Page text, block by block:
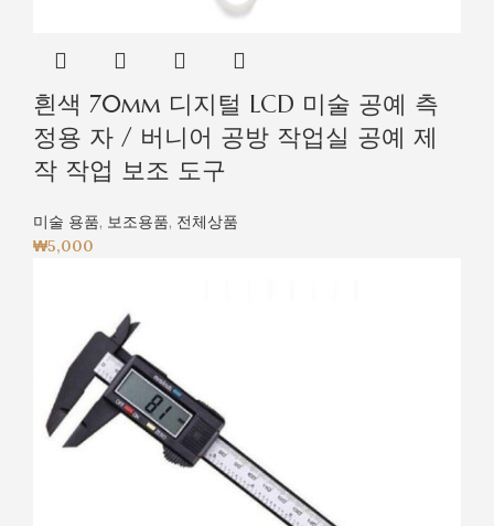
흰색 70mm 디지털 LCD 미술 공예 측
정용 자 / 버니어 공방 작업실 공예 제
작 작업 보조 도구
미술 용품, 보조용품, 전체상품
₩5,000